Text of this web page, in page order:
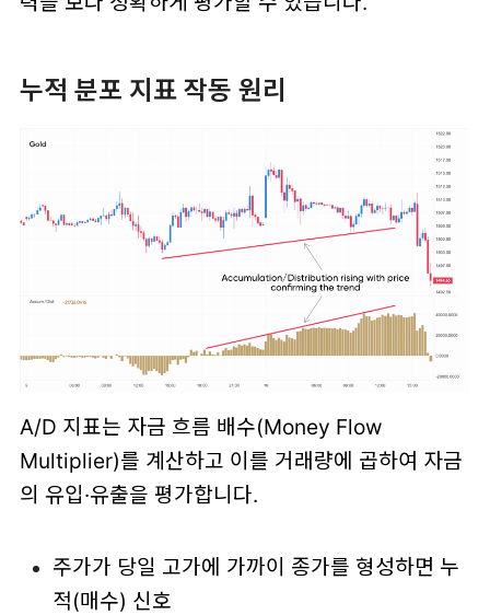
누적 분포 지표 작동 원리
A/D 지표는 자금 흐름 배수(Money Flow
Multiplier)를 계산하고 이를 거래량에 곱하여 자금
의 유입·유출을 평가합니다.
주가가 당일 고가에 가까이 종가를 형성하면 누
적(매수) 신호